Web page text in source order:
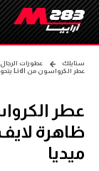
ستايلك
عطورات الرجال
عطر الكرواسون من Lidl يتحول إلى ظاهرة لايف ستايل على السوشيال ميديا
ظاهرة
ميديا